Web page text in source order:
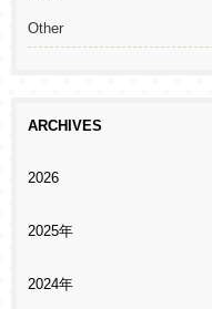
Other
ARCHIVES
2026
2025年
2024年